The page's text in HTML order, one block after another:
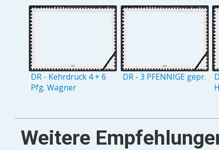
DR - Kehrdruck 4 + 6
Pfg. Wagner
DR - 3 PFENNIGE gepr.
Weitere